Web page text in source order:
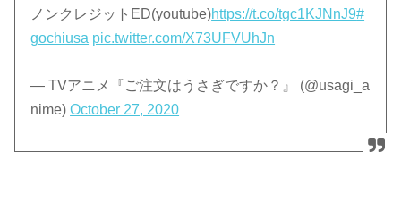
ノンクレジットED(youtube)https://t.co/tgc1KJNnJ9#
gochiusa pic.twitter.com/X73UFVUhJn
— TVアニメ『ご注文はうさぎですか？』 (@usagi_a
nime)October 27, 2020